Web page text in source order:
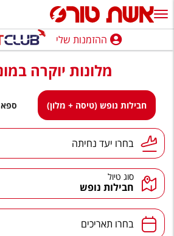
ההזמנות שלי
נופש בארץ
חופשה לפי סגנון
מלונות באילת
טיולים מאורגנים
סגנונות טיול
הרגע האחרון
ההזמנות שלי
מלונות יוקרה
חבילות נופש (טיסה + מלון) ספא
יעד נחיתהבחרו יעד נחיתה
סוג טיול
חבילות נופש
תאריכים בחרו תאריכים